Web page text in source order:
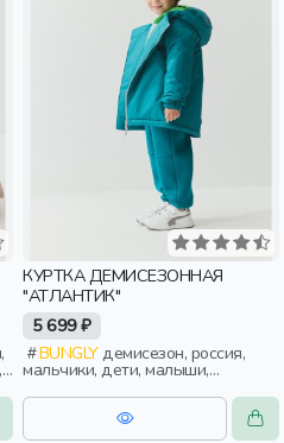
КУРТКА ДЕМИСЕЗОННАЯ
"АТЛАНТИК"
5 699 ₽
BUNGLYдемисезон, россия,
мальчики, дети, малыши,